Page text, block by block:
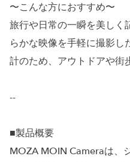
〜こんな方におすすめ〜
旅行や日常の一瞬を美しく
らかな映像を手軽に撮影し
計のため、アウトドアや街
--
■製品概要
MOZA MOIN Cameraは、